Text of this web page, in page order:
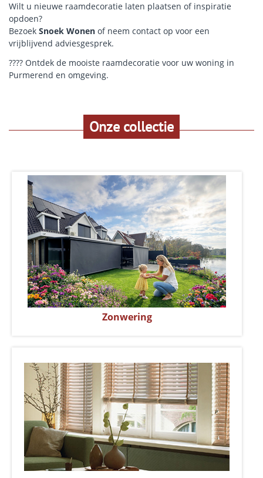
Wilt u nieuwe raamdecoratie laten plaatsen of inspiratie
opdoen?
Bezoek Snoek Wonen of neem contact op voor een
vrijblijvend adviesgesprek.
???? Ontdek de mooiste raamdecoratie voor uw woning in
Purmerend en omgeving.
Onze collectie
Zonwering